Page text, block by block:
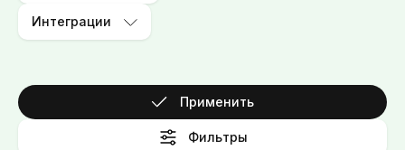
Интеграции
Применить
Фильтры